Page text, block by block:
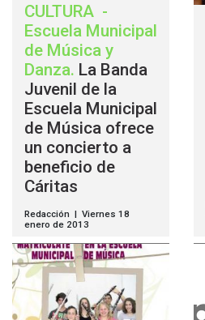
CULTURA -
Escuela Municipal
de Música y
Danza. La Banda
Juvenil de la
Escuela Municipal
de Música ofrece
un concierto a
beneficio de
Cáritas
Redacción | Viernes 18
enero de 2013